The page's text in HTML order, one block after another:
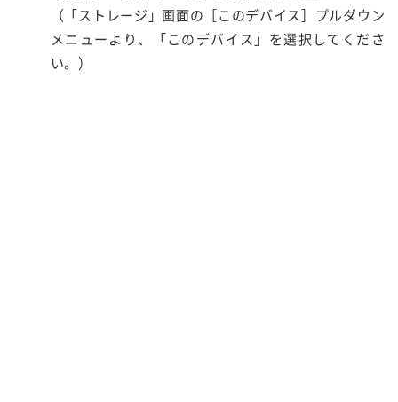
（「ストレージ」画面の［このデバイス］プルダウン
メニューより、「このデバイス」を選択してくださ
い。）